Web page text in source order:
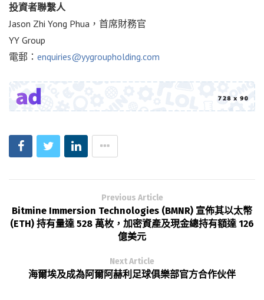
投資者聯繫人
Jason Zhi Yong Phua，首席財務官
YY Group
電郵： enquiries@yygroupholding.com
Previous Article
Bitmine Immersion Technologies (BMNR) 宣佈其以太幣
(ETH) 持有量達 528 萬枚，加密資產及現金總持有額達 126
億美元
Next Article
海爾埃及成為阿爾阿赫利足球俱樂部官方合作伙伴